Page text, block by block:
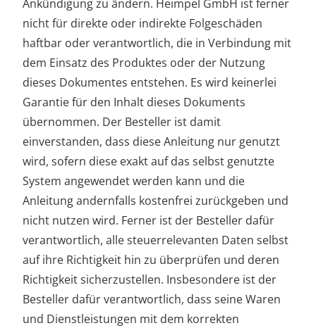
Ankündigung zu ändern. Heimpel GmbH ist ferner
nicht für direkte oder indirekte Folgeschäden
haftbar oder verantwortlich, die in Verbindung mit
dem Einsatz des Produktes oder der Nutzung
dieses Dokumentes entstehen. Es wird keinerlei
Garantie für den Inhalt dieses Dokuments
übernommen. Der Besteller ist damit
einverstanden, dass diese Anleitung nur genutzt
wird, sofern diese exakt auf das selbst genutzte
System angewendet werden kann und die
Anleitung andernfalls kostenfrei zurückgeben und
nicht nutzen wird. Ferner ist der Besteller dafür
verantwortlich, alle steuerrelevanten Daten selbst
auf ihre Richtigkeit hin zu überprüfen und deren
Richtigkeit sicherzustellen. Insbesondere ist der
Besteller dafür verantwortlich, dass seine Waren
und Dienstleistungen mit dem korrekten